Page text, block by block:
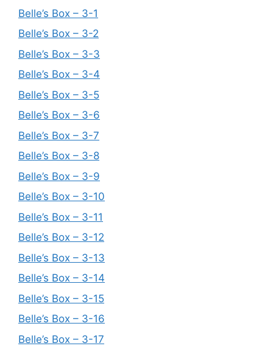
Belle’s Box – 3-1
Belle’s Box – 3-2
Belle’s Box – 3-3
Belle’s Box – 3-4
Belle’s Box – 3-5
Belle’s Box – 3-6
Belle’s Box – 3-7
Belle’s Box – 3-8
Belle’s Box – 3-9
Belle’s Box – 3-10
Belle’s Box – 3-11
Belle’s Box – 3-12
Belle’s Box – 3-13
Belle’s Box – 3-14
Belle’s Box – 3-15
Belle’s Box – 3-16
Belle’s Box – 3-17